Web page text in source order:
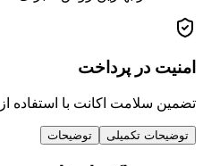
امنیت در پرداخت
تضمین سلامت اکانت با استفاده
توضیحات تکمیلی توضیحات